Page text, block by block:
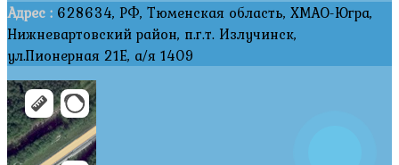
Адрес : 628634, РФ, Тюменская область, ХМАО-Югра,
Нижневартовский район, п.г.т. Излучинск,
ул.Пионерная 21Е, а/я 1409